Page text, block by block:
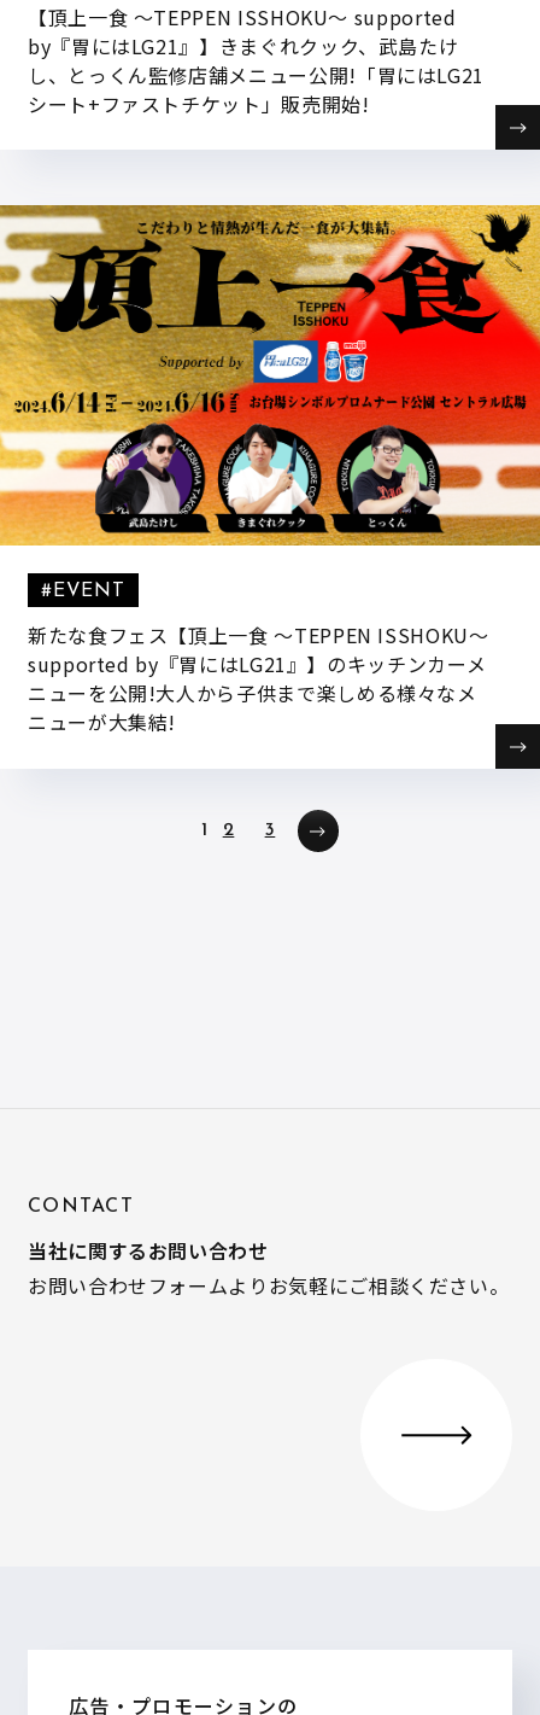
【頂上一食 ～TEPPEN ISSHOKU～ supported
by『胃にはLG21』】きまぐれクック、武島たけ
し、とっくん監修店舗メニュー公開!「胃にはLG21
シート+ファストチケット」販売開始!
新たな食フェス【頂上一食 ～TEPPEN ISSHOKU～
supported by『胃にはLG21』】のキッチンカーメ
ニューを公開!大人から子供まで楽しめる様々なメ
ニューが大集結!
#EVENT
1 2 3
CONTACT
当社に関するお問い合わせ
お問い合わせフォームよりお気軽にご相談ください。
広告・プロモーションの